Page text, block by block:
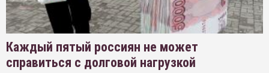
Каждый пятый россиян не может
справиться с долговой нагрузкой